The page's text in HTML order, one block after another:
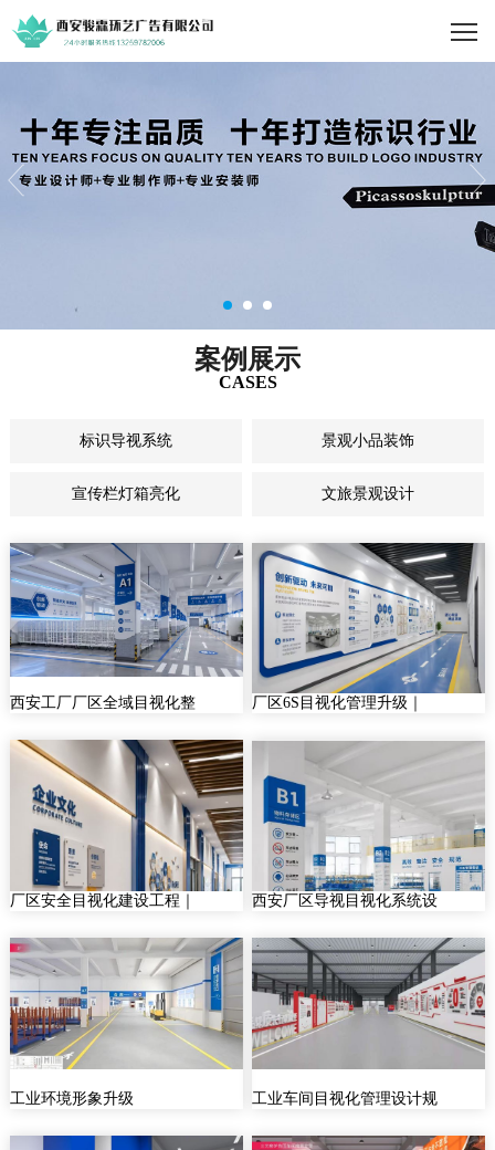
案例展示
CASES
标识导视系统 景观小品装饰
宣传栏灯箱亮化 文旅景观设计
西安工厂厂区全域目视化整 厂区6S目视化管理升级｜
厂区安全目视化建设工程｜ 西安厂区导视目视化系统设
工业环境形象升级 工业车间目视化管理设计规